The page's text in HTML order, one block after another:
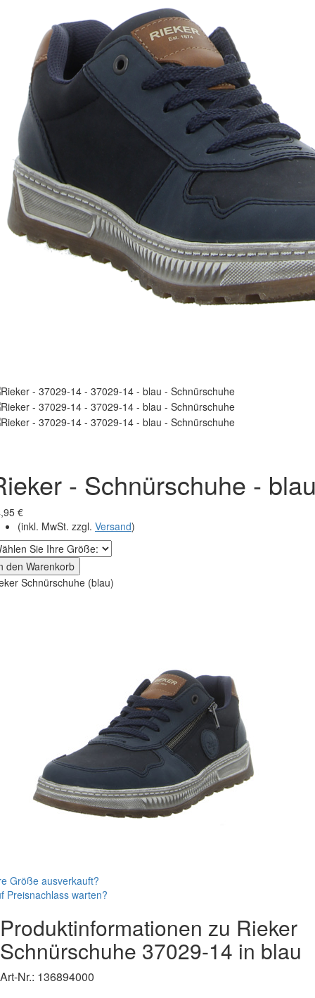
- Schnürschuhe -
€
(inkl. MwSt. zzgl. Versand)
den Warenkorb
Schnürschuhe (blau)
Größe ausverkauft?
Preisnachlass warten?
Produktinformationen zu Rieker
Schnürschuhe 37029-14 in blau
Art-Nr.: 136894000